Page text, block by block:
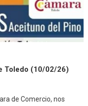
Toledo (10/02/26)
de Comercio, nos